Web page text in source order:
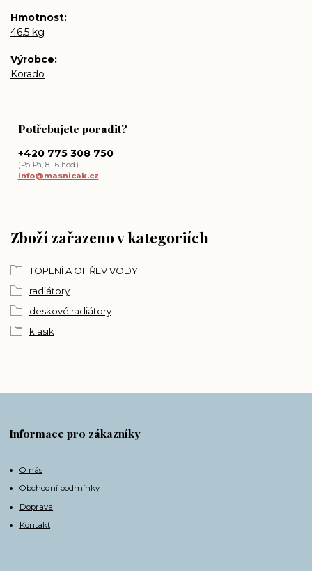
Hmotnost
46.5 kg
Výrobce
Korado
Zboží zařazeno v kategoriích
TOPENÍ A OHŘEV VODY
radiátory
deskové radiátory
klasik
Potřebujete poradit?
+420 775 308 750
(Po-Pá, 8-16 hod.)
info@masnicak.cz
Informace pro zákazníky
O nás
Obchodní podmínky
Doprava
Kontakt